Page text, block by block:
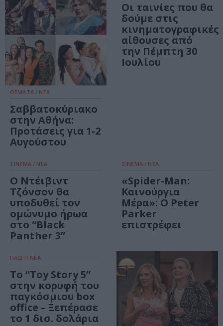
ΘΕΜΑΤΑ / ΝΕΑ
Σαββατοκύριακο
στην Αθήνα:
Προτάσεις για 1-2
Αυγούστου
Οι ταινίες που θα
δούμε στις
κινηματογραφικές
αίθουσες από
την Πέμπτη 30
Ιουλίου
ΣΙΝΕΜΑ / ΝΕΑ
Ο Ντέιβιντ
Τζόνσον θα
υποδυθεί τον
ομώνυμο ήρωα
στο “Black
Panther 3”
ΣΙΝΕΜΑ / ΝΕΑ
«Spider-Man:
Καινούργια
Μέρα»: Ο Peter
Parker
επιστρέφει
ΠΑΙΔΙ / ΝΕΑ
To “Toy Story 5”
στην κορυφή του
παγκόσμιου box
office – Ξεπέρασε
το 1 δισ. δολάρια